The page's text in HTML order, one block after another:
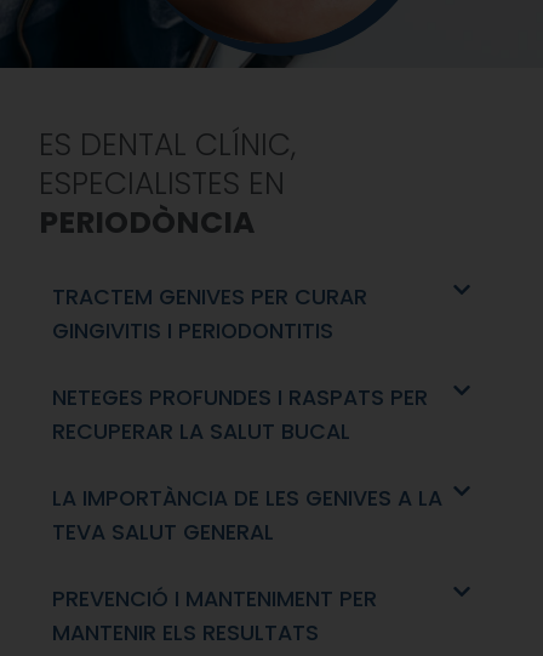
ES DENTAL CLÍNIC,
ESPECIALISTES EN
PERIODÒNCIA
TRACTEM GENIVES PER CURAR
GINGIVITIS I PERIODONTITIS
NETEGES PROFUNDES I RASPATS PER
RECUPERAR LA SALUT BUCAL
LA IMPORTÀNCIA DE LES GENIVES A LA
TEVA SALUT GENERAL
PREVENCIÓ I MANTENIMENT PER
MANTENIR ELS RESULTATS